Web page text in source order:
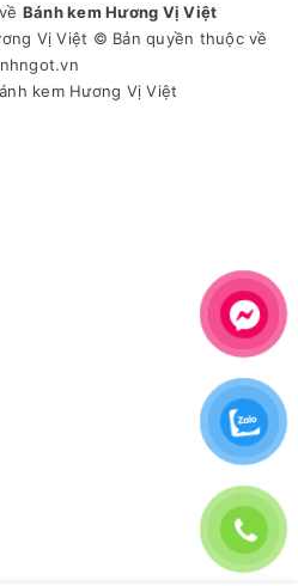
Bánh kem Hương Vị Việt
Vị Việt © Bản quyền thuộc về
kem Hương Vị Việt